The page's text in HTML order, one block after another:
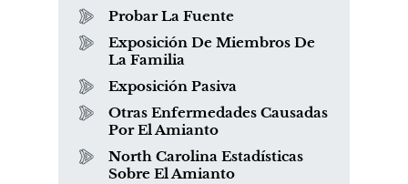
Probar La Fuente
Exposición De Miembros De
La Familia
Exposición Pasiva
Otras Enfermedades Causadas
Por El Amianto
North Carolina Estadísticas
Sobre El Amianto